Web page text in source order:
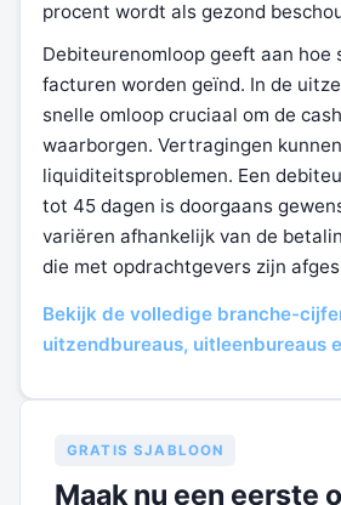
procent wordt als gezond
Debiteurenomloop geeft aan hoe
facturen worden geïnd. In de
snelle omloop cruciaal om de
waarborgen. Vertragingen
liquiditeitsproblemen. Een
tot 45 dagen is doorgaans
variëren afhankelijk van de
die met opdrachtgevers zijn
Bekijk de volledige branche-
uitzendbureaus, uitleenbureaus
GRATIS SJABLOON
Maak nu een eerste